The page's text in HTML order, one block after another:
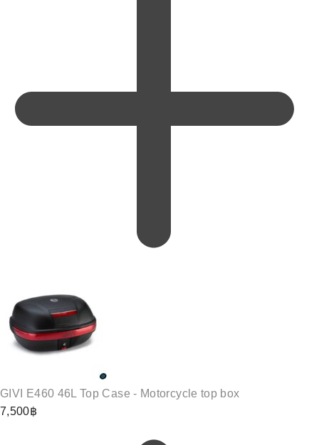
GIVI E460 46L Top Case - Motorcycle top box
7,500฿